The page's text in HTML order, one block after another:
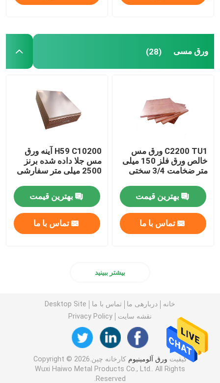
ورق مسی (28)
C2200 TU1 ورق مس
خالص ورق فلز 150 میلی
متر ضخامت 3/4 سختی
بهترین قیمت
تماس با ما
H59 C10200 آینه ورق
مس جلا داده شده برنز
2500 میلی متر سفارشی
بهترین قیمت
تماس با ما
بیشتر ببینید
خانه دربارهی ما تماس با ما
Desktop Site
نقشه سایت
Privacy Policy
کیفیت ورق آلومینیوم
کارخانه چین.Copyright © 2026
Wuxi Haiwo Metal Products Co., Ltd.. All Rights
Reserved.